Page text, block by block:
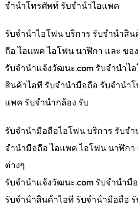
จำนำโทรศัพท์ รับจำนำไอแพค
รับจำนำไอโฟน บริการ รับจำนำสิ
ถือ ไอแพค ไอโฟน นาฬิกา และ ขอ
รับจํานําแจ้งวัฒนะ.com รับจำนำไ
สินค้าไอที รับจำนำมือถือ รับจำนำ
แพค รับจำนำกล้อง รับ
รับจำนำมือถือไอโฟน บริการ รับจ
จำนำมือถือ ไอแพค ไอโฟน นาฬิก
ต่างๆ
รับจํานําแจ้งวัฒนะ.com รับจำนำมื
รับจำนำสินค้าไอที รับจำนำมือถือ